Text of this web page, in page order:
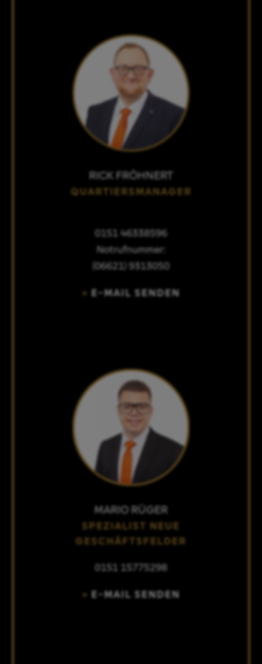
RICK FRÖHNERT
QUARTIERSMANAGER
0151 46338596
Notrufnummer:
(06621) 9313050
E-MAIL SENDEN
MARIO RÜGER
SPEZIALIST NEUE
GESCHÄFTSFELDER
0151 15775298
E-MAIL SENDEN